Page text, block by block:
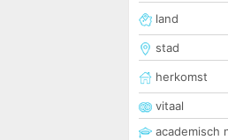
land
stad
herkomst
vitaal
academisch